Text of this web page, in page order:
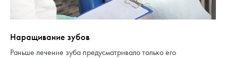
Наращивание зубов
Раньше лечение зуба предусматривало только его